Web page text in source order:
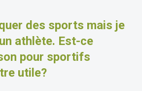
des sports mais je
athlète. Est-ce
pour sportifs
utile?